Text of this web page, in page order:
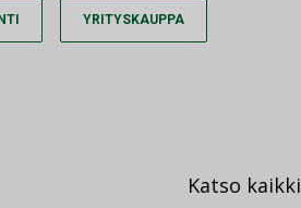
YRITYSKAUPPA
Katso kaikki